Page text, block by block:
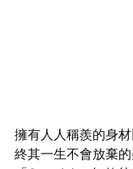
擁有人人稱羨的身
終其一生不會放棄的